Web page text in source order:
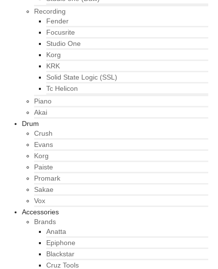
Recording
Fender
Focusrite
Studio One
Korg
KRK
Solid State Logic (SSL)
Tc Helicon
Piano
Akai
Drum
Crush
Evans
Korg
Paiste
Promark
Sakae
Vox
Accessories
Brands
Anatta
Epiphone
Blackstar
Cruz Tools